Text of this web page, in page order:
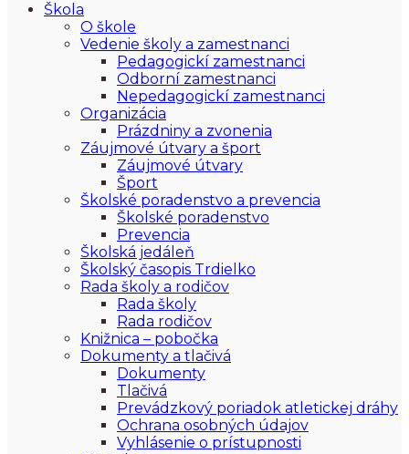
Škola
O škole
Vedenie školy a zamestnanci
Pedagogickí zamestnanci
Odborní zamestnanci
Nepedagogickí zamestnanci
Organizácia
Prázdniny a zvonenia
Záujmové útvary a šport
Záujmové útvary
Šport
Školské poradenstvo a prevencia
Školské poradenstvo
Prevencia
Školská jedáleň
Školský časopis Trdielko
Rada školy a rodičov
Rada školy
Rada rodičov
Knižnica – pobočka
Dokumenty a tlačivá
Dokumenty
Tlačivá
Prevádzkový poriadok atletickej dráhy
Ochrana osobných údajov
Vyhlásenie o prístupnosti